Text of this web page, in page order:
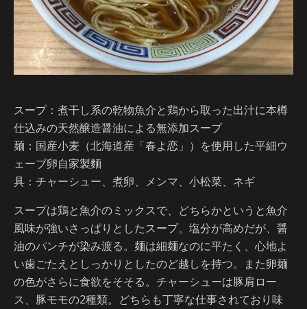
スープ：煮干し系の乾物魚介と鶏から取った出汁に本樽
仕込みの天然醸造醤油による無添加スープ
麺：国産小麦（北海道産「春よ恋」）を使用した平細ウ
ェーブ卵自家製麵
具：チャーシュー、煮卵、メンマ、小松菜、ネギ
スープは鶏と魚介のミックスで、どちらかというと魚介
風味が強いさっぱりとしたスープ。塩分が高めだが、醤
油のパンチが染み渡る。麺は細麺なのに平たく、心地よ
い歯ごたえとしっかりとしたのど越しを持つ。また卵麺
の色がさらに食欲をそそる。チャーシューは豚肩ロー
ス、豚モモの2種類。どちらも丁寧な仕事されており味